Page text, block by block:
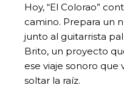
Hoy, “El Colorao”
camino. Prepara un
junto al guitarrista
Brito, un proyecto
ese viaje sonoro que
soltar la raíz.